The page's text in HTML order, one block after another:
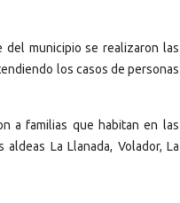
del municipio se realizaron las
los casos de personas
a familias que habitan en las
La Llanada, Volador, La